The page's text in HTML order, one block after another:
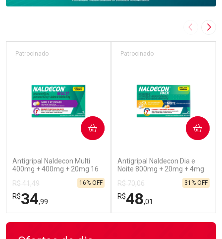
Imagem
Antigripal Naldecon Multi
400mg + 400mg + 20mg 16
Patrocinado
R$ 41,49
R$34,99
16% OFF
COMPRAR
Antigripal Naldecon Dia e
Noite 800mg + 20mg + 4mg
Patrocinado
R$ 70,06
R$48,01
31% OFF
COMPRAR